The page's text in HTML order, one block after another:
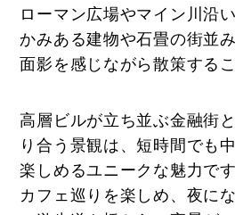
ローマン広場やマイン川沿
かみある建物や石畳の街並
面影を感じながら散策する
高層ビルが立ち並ぶ金融街
り合う景観は、短時間でも
楽しめるユニークな魅力で
カフェ巡りを楽しめ、夜に